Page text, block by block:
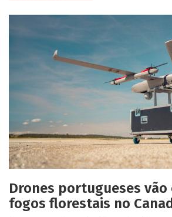
Drones portugueses
fogos florestais no